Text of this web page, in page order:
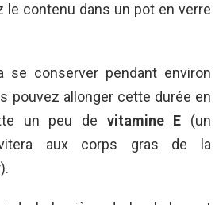
le contenu dans un pot en verre
se conserver pendant environ
pouvez allonger cette durée en
un peu de vitamine E (un
aux corps gras de la